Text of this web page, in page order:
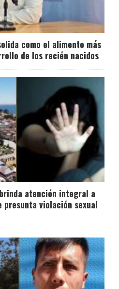
como el alimento más
de los recién nacidos
atención integral a
violación sexual